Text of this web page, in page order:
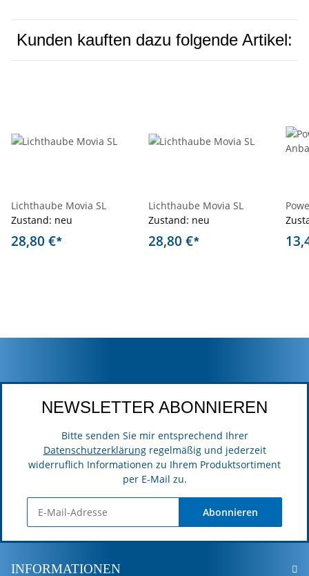
Kunden kauften dazu folgende Artikel:
Lichthaube Movia SL
Zustand: neu
28,80 €*
Lichthaube Movia SL
Zustand: neu
28,80 €*
NEWSLETTER ABONNIEREN
Bitte senden Sie mir entsprechend Ihrer
Datenschutzerklärungregelmäßig und jederzeit
widerruflich Informationen zu Ihrem Produktsortiment
per E-Mail zu.
Abonnieren
INFORMATIONEN